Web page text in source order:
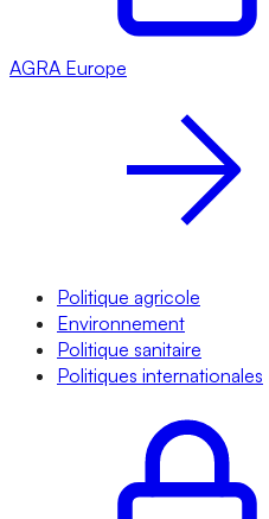
AGRA Europe
Politique agricole
Environnement
Politique sanitaire
Politiques internationales